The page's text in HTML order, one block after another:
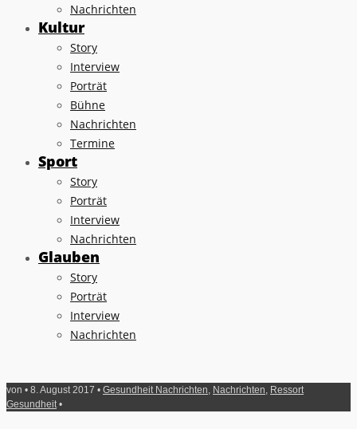
Nachrichten
Kultur
Story
Interview
Porträt
Bühne
Nachrichten
Termine
Sport
Story
Porträt
Interview
Nachrichten
Glauben
Story
Porträt
Interview
Nachrichten
von • 8. August 2017 • Gesundheit Nachrichten Nachrichten Ressort
Gesundheit •